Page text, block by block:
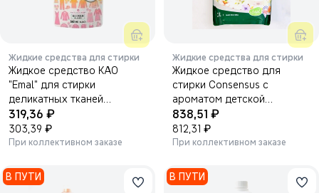
Жидкие средства для стирки
Жидкое средство KAO
"Emal" для стирки
деликатных тканей
(цветочный аромат) 360 мл.
319,36 ₽
303,39 ₽
При коллективном заказе
Жидкие средства для стирки
Жидкое средство для
стирки Consensus с
ароматом детской
присыпки (мягкая упаковка)
2100мл.
838,51 ₽
812,31 ₽
При коллективном заказе
В ПУТИ В ПУТИ